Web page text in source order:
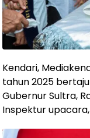
Kendari,
tahun 2025
Gubernur Sultra,
Inspektur